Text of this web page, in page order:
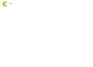
€ *